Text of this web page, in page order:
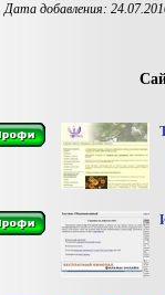
Дата добавления: